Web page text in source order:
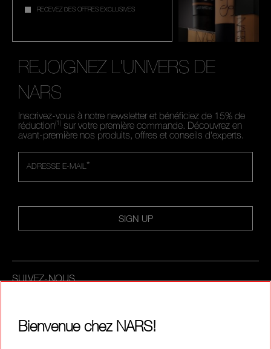
RECEVEZ DES OFFRES EXCLUSIVES
REJOIGNEZ L'UNIVERS DE
NARS
Inscrivez-vous à notre newsletter et bénéficiez de 15% de
réduction(1) sur votre première commande. Découvrez en
avant-première nos produits, offres et conseils d'experts.
*
ADRESSE E-MAIL
SIGN UP
SUIVEZ-NOUS
Bienvenue chez NARS!